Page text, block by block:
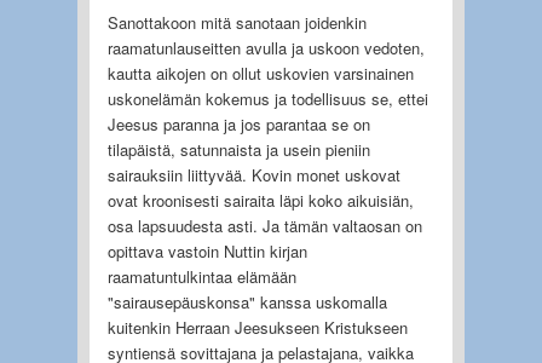
Sanottakoon mitä sanotaan joidenkin
raamatunlauseitten avulla ja uskoon vedoten,
kautta aikojen on ollut uskovien varsinainen
uskonelämän kokemus ja todellisuus se, ettei
Jeesus paranna ja jos parantaa se on
tilapäistä, satunnaista ja usein pieniin
sairauksiin liittyvää. Kovin monet uskovat
ovat kroonisesti sairaita läpi koko aikuisiän,
osa lapsuudesta asti. Ja tämän valtaosan on
opittava vastoin Nuttin kirjan
raamatuntulkintaa elämään
"sairausepäuskonsa" kanssa uskomalla
kuitenkin Herraan Jeesukseen Kristukseen
syntiensä sovittajana ja pelastajana, vaikka